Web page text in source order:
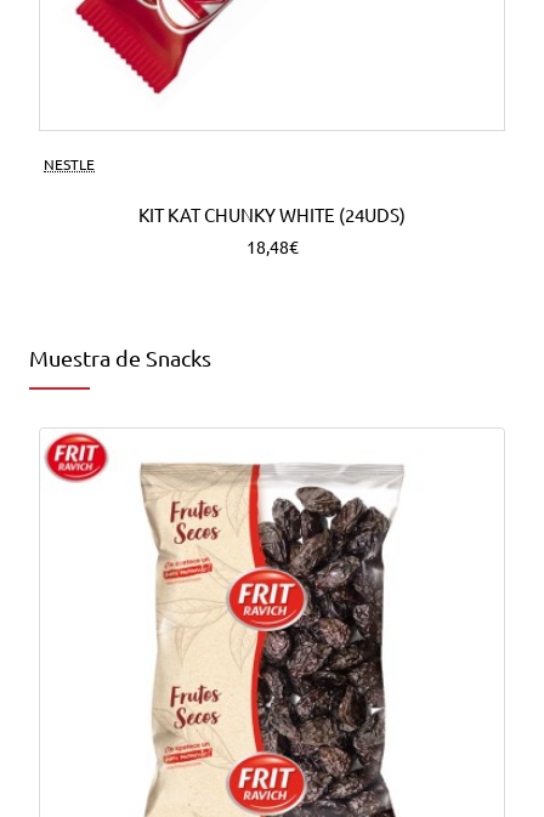
NESTLE
KIT KAT CHUNKY WHITE (24UDS)
18,48€
Muestra de Snacks